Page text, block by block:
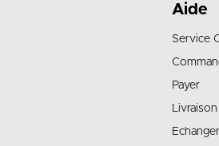
Aide
Service
Payer
Livraison